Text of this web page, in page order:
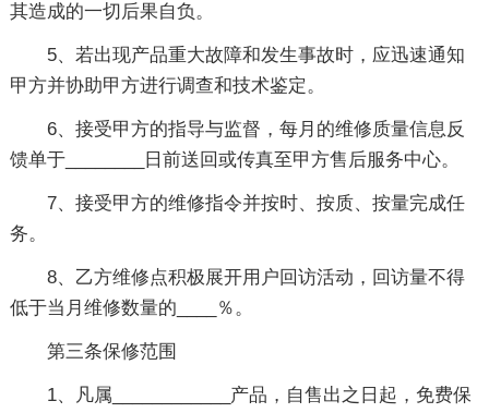
其造成的一切后果自负。
5、若出现产品重大故障和发生事故时，应迅速通知
甲方并协助甲方进行调查和技术鉴定。
6、接受甲方的指导与监督，每月的维修质量信息反
馈单于________日前送回或传真至甲方售后服务中心。
7、接受甲方的维修指令并按时、按质、按量完成任
务。
8、乙方维修点积极展开用户回访活动，回访量不得
低于当月维修数量的____％。
第三条保修范围
1、凡属____________产品，自售出之日起，免费保